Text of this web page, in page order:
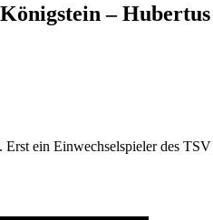
–
ein Einwechselspieler des